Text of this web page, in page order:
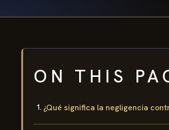
ON THIS
¿Qué significa la negligencia